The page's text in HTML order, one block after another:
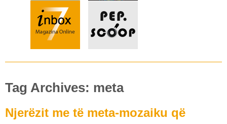
Tag Archives: meta
Njerëzit me të meta-mozaiku që